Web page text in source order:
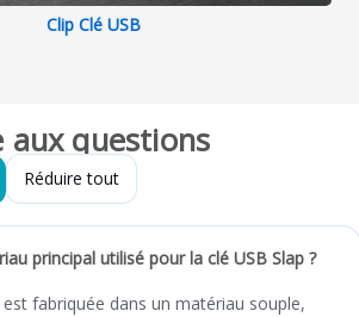
Clip Clé USB
aux questions
Réduire tout
principal utilisé pour la clé USB Slap ?
est fabriquée dans un matériau souple,